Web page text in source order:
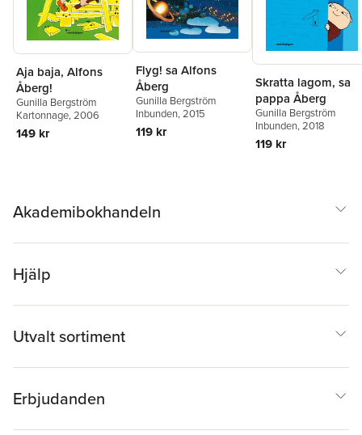
Aja baja, Alfons
Åberg!
Gunilla Bergström
Kartonnage, 2006
149 kr
Flyg! sa Alfons
Åberg
Gunilla Bergström
Inbunden, 2015
119 kr
Skratta lagom, sa
pappa Åberg
Gunilla Bergström
Inbunden, 2018
119 kr
Akademibokhandeln
Hjälp
Utvalt sortiment
Erbjudanden